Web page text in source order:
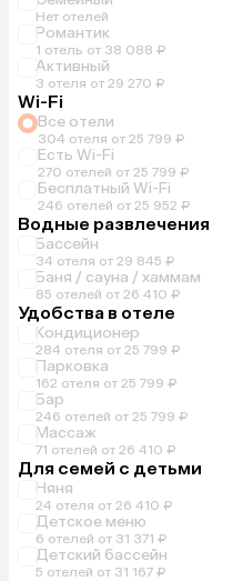
Нет отелей
Романтик
1 отель от 38 088 ₽
Активный
3 отеля от 29 270 ₽
Wi-Fi
Все отели
304 отеля от 25 799 ₽
Есть Wi-Fi
270 отелей от 25 799 ₽
Бесплатный Wi-Fi
246 отелей от 25 952 ₽
Водные развлечения
Бассейн
34 отеля от 29 845 ₽
Баня / сауна / хаммам
85 отелей от 26 410 ₽
Удобства в отеле
Кондиционер
284 отеля от 25 799 ₽
Парковка
162 отеля от 25 799 ₽
Бар
246 отелей от 25 799 ₽
Массаж
71 отелей от 26 410 ₽
Для семей с детьми
Няня
24 отеля от 26 410 ₽
Детское меню
6 отелей от 31 371 ₽
Детский бассейн
5 отелей от 31 167 ₽